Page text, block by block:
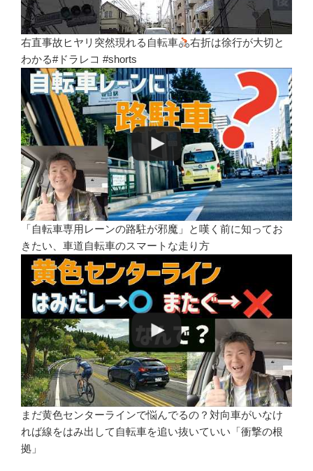
右直事故ヒヤリ突然現れる自転車
右折は徐行が大切と
わかる#ドラレコ #shorts
「自転車専用レーンの路駐が邪魔」と嘆く前に知ってお
きたい、車道自転車のスマートな走り方
まだ黄色センターラインで悩んでるの？対向車がいなけ
れば線をはみ出して自転車を追い抜いていい「衝撃の根
拠」